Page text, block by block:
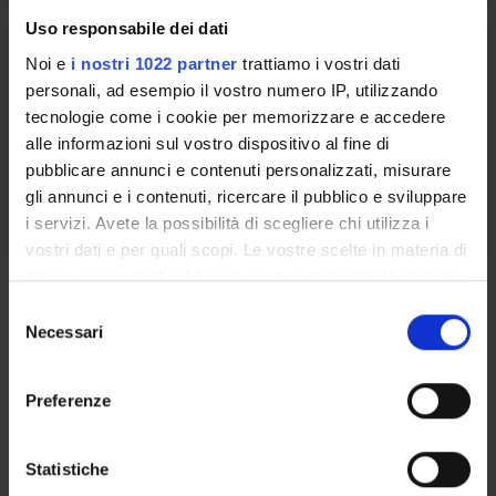
Uso responsabile dei dati
Noi e i nostri 1022 partner trattiamo i vostri dati
personali, ad esempio il vostro numero IP, utilizzando
tecnologie come i cookie per memorizzare e accedere
alle informazioni sul vostro dispositivo al fine di
pubblicare annunci e contenuti personalizzati, misurare
gli annunci e i contenuti, ricercare il pubblico e sviluppare
i servizi. Avete la possibilità di scegliere chi utilizza i
vostri dati e per quali scopi. Le vostre scelte in materia di
privacy sono applicabili solo su questa proprietà digitale
modificare o revocare il proprio consenso in qualsiasi
momento dalla Dichiarazione sui cookie o facendo clic
raccogliere informazioni sulla tua posizione
Necessari
Preferenze
Statistiche
PSICOLOGIA CLINICA
Credits
2
LEZIONI 1° SEMESTRE
Location
TRENTO
Academic staff
Antonella Lama
Learning outcomes
Module: PRINCIPI E TECNICHE DELLA RELAZIONE